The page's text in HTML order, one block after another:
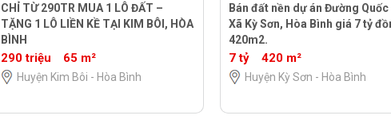
CHỈ TỪ 290TR MUA 1 LÔ ĐẤT –
TẶNG 1 LÔ LIỀN KỀ TẠI KIM BÔI, HÒA
BÌNH
290 triệu 65 m²
Huyện Kim Bôi - Hòa Bình
Bán đất nền dự án Đường Quốc
Xã Kỳ Sơn, Hòa Bình giá 7 tỷ
420m2.
7 tỷ 420 m²
Huyện Kỳ Sơn - Hòa Bình